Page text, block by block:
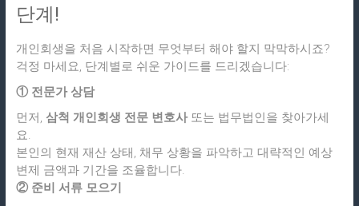
단계!
개인회생을 처음 시작하면 무엇부터 해야 할지 막막하시죠?
걱정 마세요, 단계별로 쉬운 가이드를 드리겠습니다:
① 전문가 상담
먼저, 삼척 개인회생 전문 변호사또는 법무법인을 찾아가세
요.
본인의 현재 재산 상태, 채무 상황을 파악하고 대략적인 예상
변제 금액과 기간을 조율합니다.
② 준비 서류 모으기